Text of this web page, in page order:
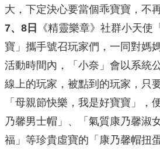
大，下定決心要當個乖寶寶，不
7、8 日
《精靈樂章》社群小天使
寶」攜手號召玩家們，一同對媽
活動時間內，「小奈」會以系統
線上的玩家，被點到的玩家，只
「母親節快樂，我是好寶寶」，
乃馨男士帽」、「氣質康乃馨淑
福」等珍貴虛寶的「康乃馨帽扭蛋